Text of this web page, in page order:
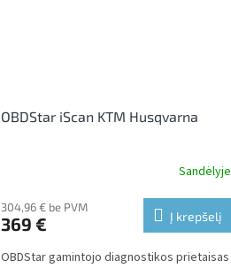
OBDStar iScan KTM Husqvarna
Sandėlyje
304,96 € be PVM
369 € Į krepšelį
OBDStar gamintojo diagnostikos prietaisas